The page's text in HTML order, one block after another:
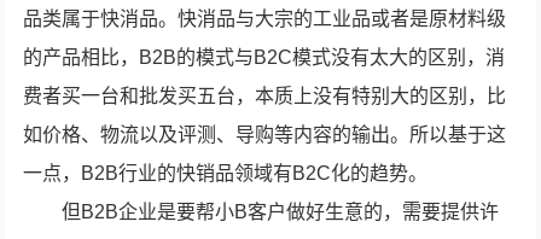
品类属于快消品。快消品与大宗的工业品或者是原材料级
的产品相比，B2B的模式与B2C模式没有太大的区别，消
费者买一台和批发买五台，本质上没有特别大的区别，比
如价格、物流以及评测、导购等内容的输出。所以基于这
一点，B2B行业的快销品领域有B2C化的趋势。
但B2B企业是要帮小B客户做好生意的，需要提供许